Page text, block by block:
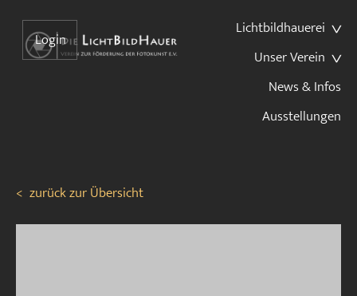
Lichtbildhauerei
Unser Verein
News & Infos
Ausstellungen
Login
< zurück zur Übersicht